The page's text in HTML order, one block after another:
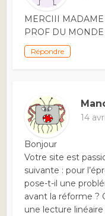
MERCIII
PROF DU MONDE
Répondre
14
Bonjour
Votre site est
suivante : pour
pose-t-il une
avant la réforme ?
une lecture linéaire